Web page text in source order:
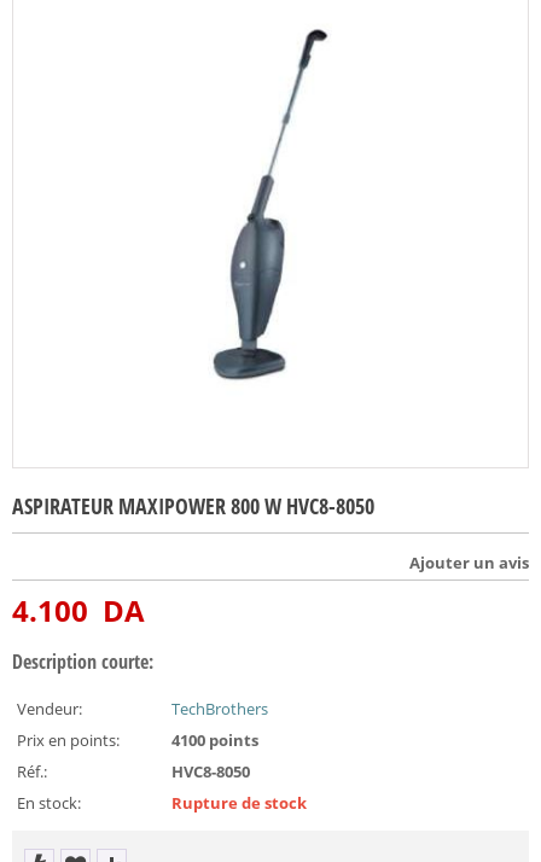
ASPIRATEUR MAXIPOWER 800 W HVC8-8050
Ajouter un avis
4.100 DA
Description courte:
Vendeur:
TechBrothers
Prix en points:
4100 points
Réf.:
HVC8-8050
En stock:
Rupture de stock